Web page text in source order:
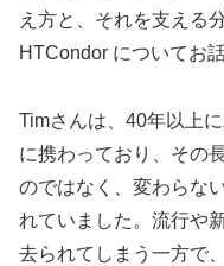
え方と、それを支える
HTCondor についてお
Timさんは、40年以上
に携わっており、その
のではなく、変わらな
れていました。流行や
去られてしまう一方で